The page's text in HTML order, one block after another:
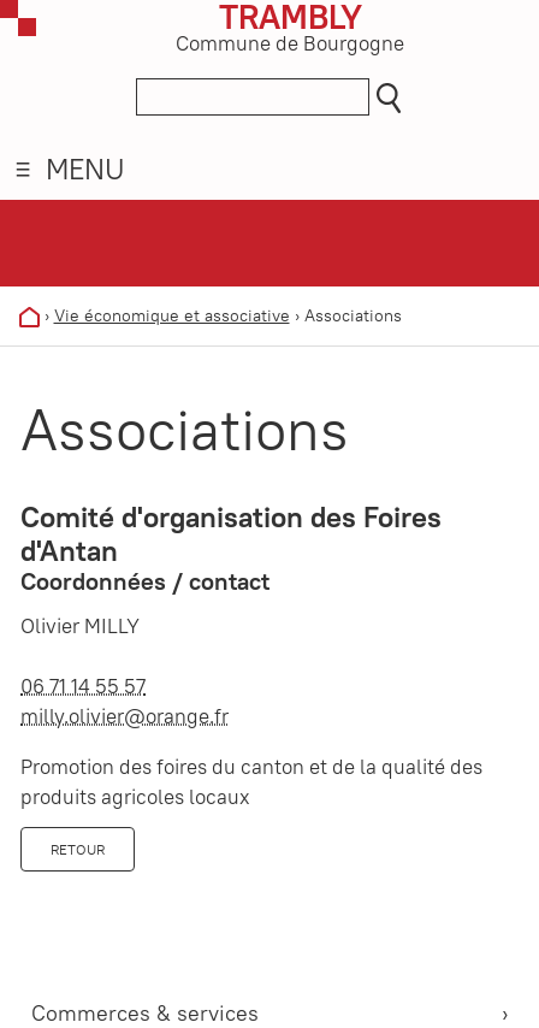
TRAMBLY
Commune de Bourgogne
MENU
› Vie économique et associative › Associations
Commerces & services
Associations
Comité d'organisation des Foires
d'Antan
Coordonnées / contact
Olivier MILLY
06 71 14 55 57
milly.olivier@orange.fr
Promotion des foires du canton et de la qualité des
produits agricoles locaux
RETOUR